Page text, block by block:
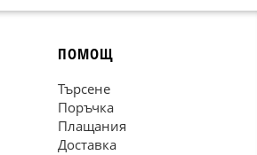
ПОМОЩ
Търсене
Поръчка
Плащания
Доставка